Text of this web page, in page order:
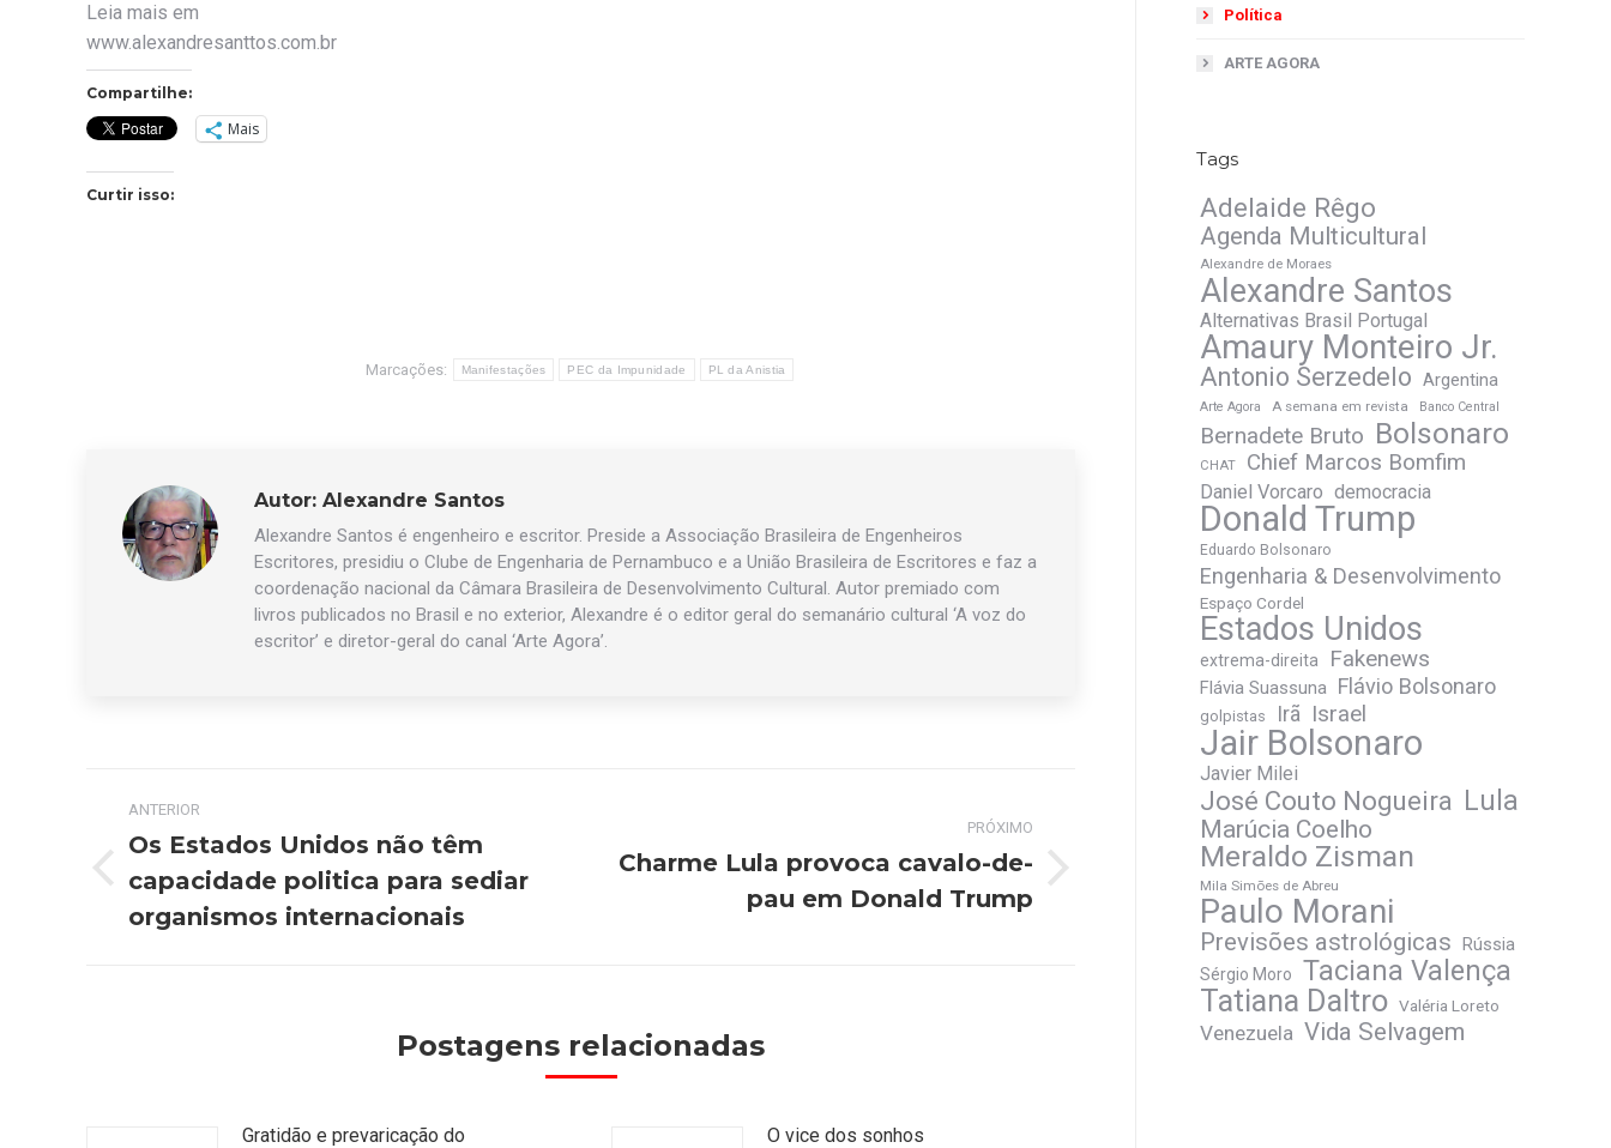
Leia mais em
www.alexandresanttos.com.br
Compartilhe:
Mais
Curtir isso:
Marcações: Manifestações PEC da Impunidade PL da Anistia
Autor: Alexandre Santos
Alexandre Santos é engenheiro e escritor. Preside a Associação Brasileira de Engenheiros
Escritores, presidiu o Clube de Engenharia de Pernambuco e a União Brasileira de Escritores e faz a
coordenação nacional da Câmara Brasileira de Desenvolvimento Cultural. Autor premiado com
livros publicados no Brasil e no exterior, Alexandre é o editor geral do semanário cultural ‘A voz do
escritor’ e diretor-geral do canal ‘Arte Agora’.
Navegação
de
post:
ANTERIOR
Post
anterior:
Os Estados Unidos não têm
capacidade politica para sediar
organismos internacionais
PRÓXIMO
Charme Lula provoca cavalo-de-
pau em Donald Trump
Postagens relacionadas
Gratidão e prevaricação do
O vice dos sonhos
Política
ARTE AGORA
Tags
Adelaide Rêgo
Agenda Multicultural
Alexandre de Moraes
Alexandre Santos
Alternativas Brasil Portugal
Amaury Monteiro Jr.
Antonio Serzedelo Argentina
Arte Agora A semana em revista Banco Central
Bernadete Bruto Bolsonaro
CHAT Chief Marcos Bomfim
Daniel Vorcaro democracia
Donald Trump
Eduardo Bolsonaro
Engenharia & Desenvolvimento
Espaço Cordel
Estados Unidos
extrema-direita Fakenews
Flávia Suassuna Flávio Bolsonaro
golpistas Irã Israel
Jair Bolsonaro
Javier Milei
José Couto Nogueira Lula
Marúcia Coelho
Meraldo Zisman
Mila Simões de Abreu
Paulo Morani
Previsões astrológicas Rússia
Sérgio Moro Taciana Valença
Tatiana Daltro Valéria Loreto
Venezuela Vida Selvagem